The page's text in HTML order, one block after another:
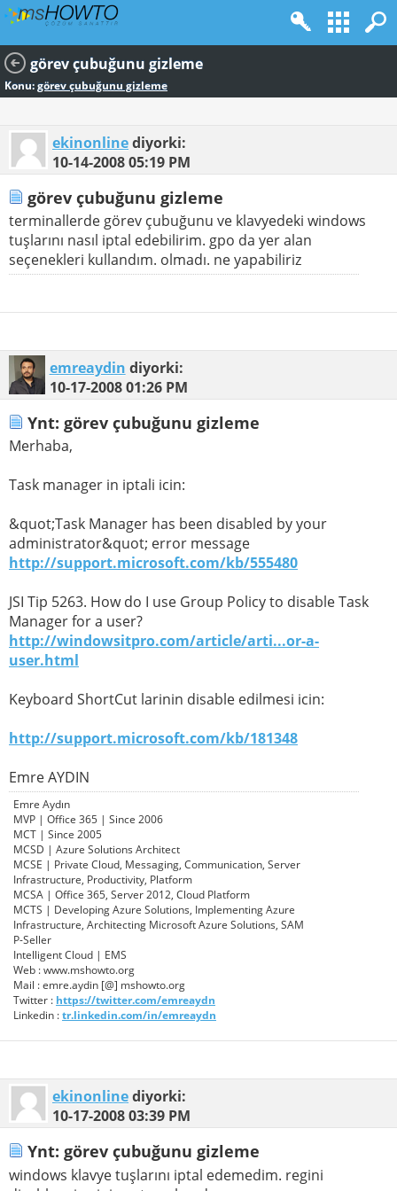
görev çubuğunu gizleme
Konu:görev çubuğunu gizleme
ekinonlinediyorki:
10-14-200805:19 PM
görev çubuğunu gizleme
terminallerde görev çubuğunu ve klavyedeki windows
tuşlarını nasıl iptal edebilirim. gpo da yer alan
seçenekleri kullandım. olmadı. ne yapabiliriz
emreaydin diyorki:
10-17-200801:26 PM
Ynt: görev çubuğunu gizleme
Merhaba,
Task manager in iptali icin:
&quot;Task Manager has been disabled by your
administrator&quot; error message
http://support.microsoft.com/kb/555480
JSI Tip 5263. How do I use Group Policy to disable Task
Manager for a user?
http://windowsitpro.com/article/arti...or-a-
user.html
Keyboard ShortCut larinin disable edilmesi icin:
http://support.microsoft.com/kb/181348
Emre AYDIN
Emre Aydın
MVP | Office 365 | Since 2006
MCT | Since 2005
MCSD | Azure Solutions Architect
MCSE | Private Cloud, Messaging, Communication, Server
Infrastructure, Productivity, Platform
MCSA | Office 365, Server 2012, Cloud Platform
MCTS | Developing Azure Solutions, Implementing Azure
Infrastructure, Architecting Microsoft Azure Solutions, SAM
P-Seller
Intelligent Cloud | EMS
Web : www.mshowto.org
Mail : emre.aydin [@] mshowto.org
Twitter : https://twitter.com/emreaydn
Linkedin :tr.linkedin.com/in/emreaydn
ekinonlinediyorki:
10-17-200803:39 PM
Ynt: görev çubuğunu gizleme
windows klavye tuşlarını iptal edemedim. regini